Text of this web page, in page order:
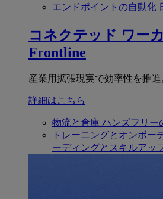
エンドポイントの自動化
コネクテッド ワー
Frontline
産業用拡張現実で効率性を推進
詳細はこちら
物流と倉庫 ハンズフリー
トレーニングとオンボー
ーディングとスキルアッ